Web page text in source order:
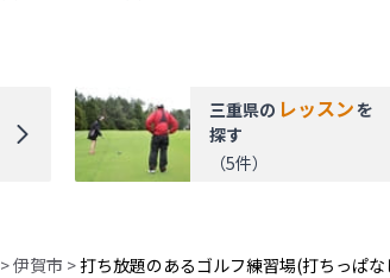
三重県の レッスンを
探す
（5件）
伊賀市 >打ち放題のあるゴルフ練習場(打ちっぱな